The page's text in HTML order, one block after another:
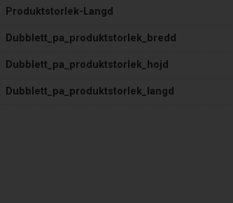
Produktstorlek-Langd
Dubblett_pa_produktstorlek_bredd
Dubblett_pa_produktstorlek_hojd
Dubblett_pa_produktstorlek_langd